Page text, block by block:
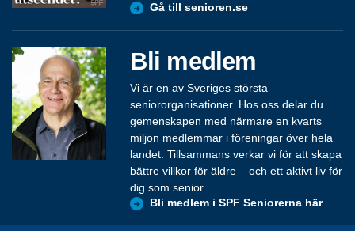
Gå till senioren.se
Bli medlem
Vi är en av Sveriges största
seniororganisationer. Hos oss delar du
gemenskapen med närmare en kvarts
miljon medlemmar i föreningar över hela
landet. Tillsammans verkar vi för att skapa
bättre villkor för äldre – och ett aktivt liv för
dig som senior.
Bli medlem i SPF Seniorerna här